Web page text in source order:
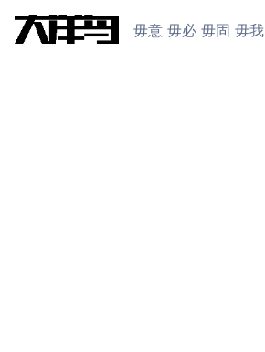
毋意 毋必 毋固 毋我